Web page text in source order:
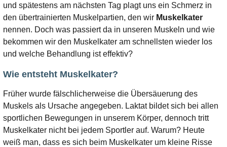
und spätestens am nächsten Tag plagt uns ein Schmerz in
den übertrainierten Muskelpartien, den wir Muskelkater
nennen. Doch was passiert da in unseren Muskeln und wie
bekommen wir den Muskelkater am schnellsten wieder los
und welche Behandlung ist effektiv?
Wie entsteht Muskelkater?
Früher wurde fälschlicherweise die Übersäuerung des
Muskels als Ursache angegeben. Laktat bildet sich bei allen
sportlichen Bewegungen in unserem Körper, dennoch tritt
Muskelkater nicht bei jedem Sportler auf. Warum? Heute
weiß man, dass es sich beim Muskelkater um kleine Risse